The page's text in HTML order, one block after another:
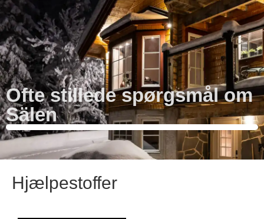
Ofte stillede spørgsmål om
Sälen
Hjælpestoffer